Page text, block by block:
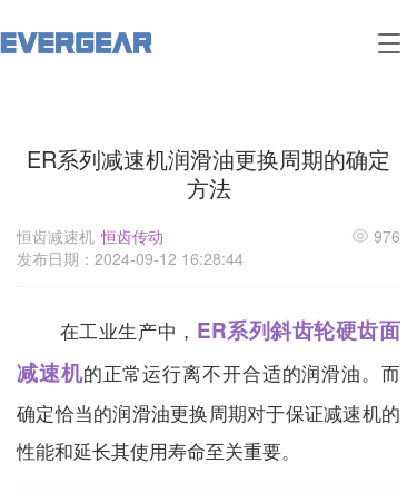
T
n
i
n
ER系列减速机润滑油更换周期的确定
方法
恒齿减速机 恒齿传动
发布日期：2024-09-12 16:28:44
976
在工业生产中， ER系列斜齿轮硬齿面
减速机的正常运行离不开合适的润滑油。而
确定恰当的润滑油更换周期对于保证减速机的
性能和延长其使用寿命至关重要。